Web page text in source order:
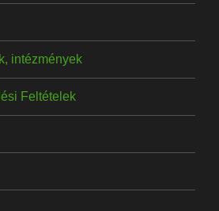
intézmények
Feltételek